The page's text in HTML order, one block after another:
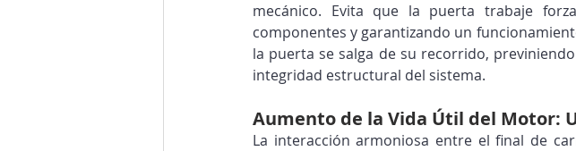
mecánico. Evita que la puerta trabaje
componentes y garantizando un
la puerta se salga de su recorrido,
integridad estructural del sistema.
Aumento de la Vida Útil del Motor:
La interacción armoniosa entre el final de